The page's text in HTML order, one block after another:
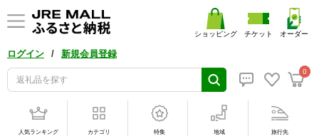
ログイン / 新規会員登録
0
ショッピング チケット オーダー
人気ランキング カテゴリ 特集 地域 旅行先